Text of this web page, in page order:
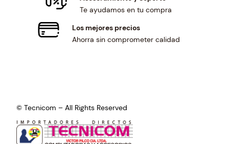
Te ayudamos en tu compra
Los mejores precios
Ahorra sin comprometer calidad
© Tecnicom – All Rights Reserved